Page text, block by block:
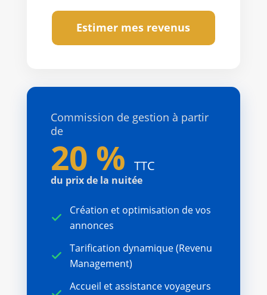
Estimer mes revenus
Commission de gestion à partir
de
20 % TTC
du prix de la nuitée
Création et optimisation de vos
annonces
Tarification dynamique (Revenu
Management)
Accueil et assistance voyageurs